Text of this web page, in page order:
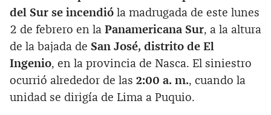
del Sur se incendió la madrugada de este lunes
2 de febrero en la Panamericana Sur, a la altura
de la bajada de San José, distrito de El
Ingenio, en la provincia de Nasca. El siniestro
ocurrió alrededor de las 2:00 a. m., cuando la
unidad se dirigía de Lima a Puquio.